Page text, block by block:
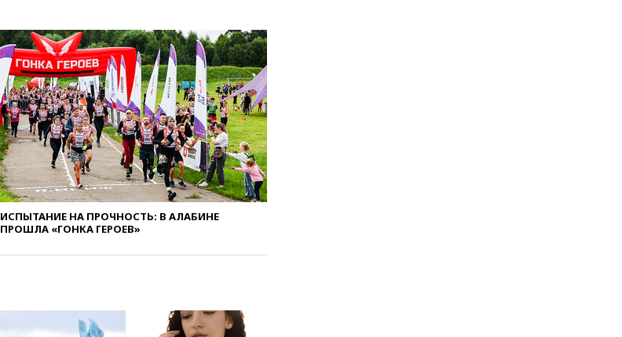
7 августаЛитовец протаранил
погранпункт при попытке
попасть в Россию
7 августа Бессент
анонсировал скорое
соглашение о прекращении
огня США и Ирана
7 августаТри человека
получили ножевые ранения
при нападении в Чехии
7 августа
Путин поручил
выделить средства на новые
области
атак вглубь РФ
ИСПЫТАНИЕ НА ПРОЧНОСТЬ: В АЛАБИНЕ
ПРОШЛА «ГОНКА ГЕРОЕВ»